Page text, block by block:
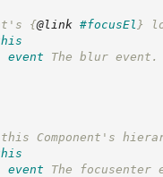
{@link #focusEl }
event
The blur event.
Component's
event
The focusenter